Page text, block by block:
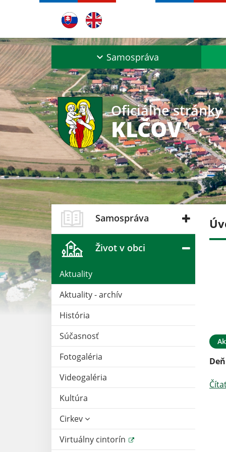
Samospráva
Oficiálne stránky
KLČOV
Samospráva
Život v obci
Aktuality
Aktuality - archív
História
Súčasnosť
Fotogaléria
Videogaléria
Kultúra
Cirkev
Virtuálny cintorín
11. MÁJ 2026
Deň matiek
Čítať ďalej